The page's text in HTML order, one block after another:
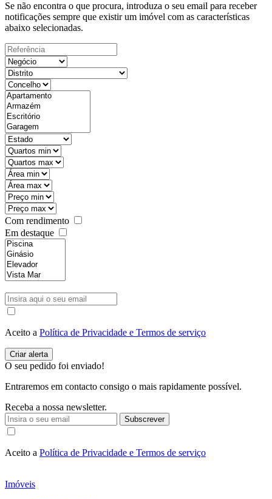
Se não encontra o que procura, introduza o seu email para receber
notificações sempre que existir um imóvel com as características
abaixo selecionadas.
Com rendimento
Em destaque
Aceito a Política de Privacidade e Termos de serviço
O seu pedido foi enviado!
Entraremos em contacto consigo o mais rapidamente possível.
Receba a nossa newsletter.
Subscrever
Aceito a Política de Privacidade e Termos de serviço
Imóveis